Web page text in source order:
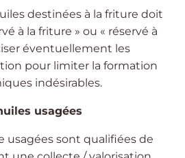
destinées à la friture doit
à la friture » ou « réservé à
éventuellement les
pour limiter la formation
indésirables.
usagées
usagées sont qualifiées de